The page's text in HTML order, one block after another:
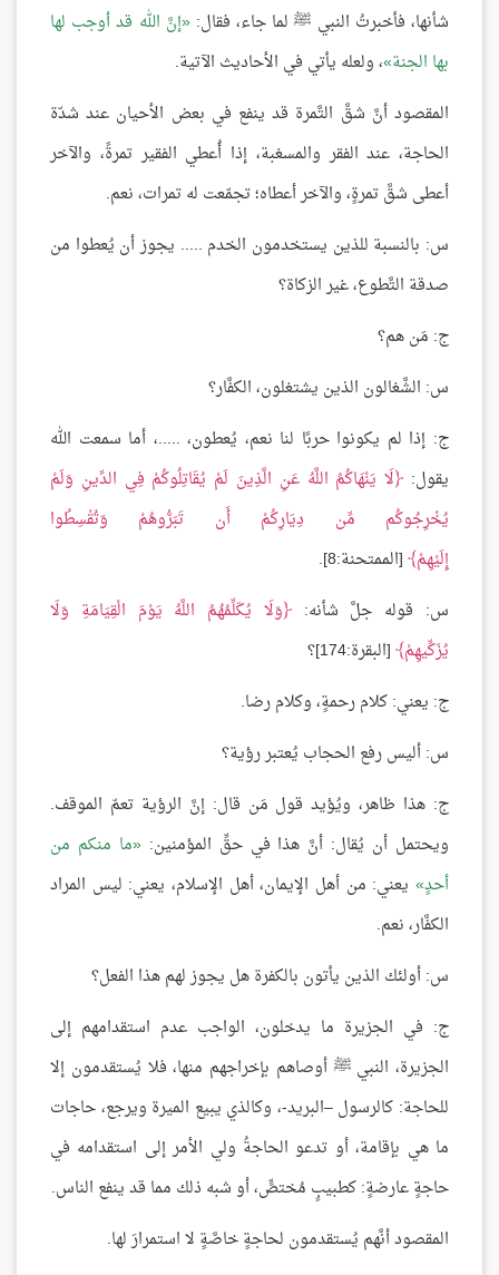
شأنها، فأخبرتُ النبي ﷺ لما جاء، فقال: إنَّ الله قد أوجب لها
بها الجنة ، ولعله يأتي في الأحاديث الآتية.
المقصود أنَّ شقَّ التَّمرة قد ينفع في بعض الأحيان عند شدّة
الحاجة، عند الفقر والمسغبة، إذا أُعطي الفقير تمرةً، والآخر
أعطى شقَّ تمرةٍ، والآخر أعطاه؛ تجمّعت له تمرات، نعم.
س: بالنسبة للذين يستخدمون الخدم ..... يجوز أن يُعطوا من
صدقة التَّطوع، غير الزكاة؟
ج: مَن هم؟
س: الشَّغالون الذين يشتغلون، الكفَّار؟
ج: إذا لم يكونوا حربًا لنا نعم، يُعطون، .....، أما سمعت الله
يقول:
لَا يَنْهَاكُمُ اللَّهُ عَنِ الَّذِينَ لَمْ يُقَاتِلُوكُمْ فِي الدِّينِ وَلَمْ
يُخْرِجُوكُم مِّن دِيَارِكُمْ أَن تَبَرُّوهُمْ وَتُقْسِطُوا
إِلَيْهِمْ [الممتحنة:8].
س: قوله جلَّ شأنه: وَلَا يُكَلِّمُهُمُ اللَّهُ يَوْمَ الْقِيَامَةِ وَلَا
يُزَكِّيهِمْ [البقرة:174]؟
ج: يعني: كلام رحمةٍ، وكلام رضا.
س: أليس رفع الحجاب يُعتبر رؤية؟
ج: هذا ظاهر، ويُؤيد قول مَن قال: إنَّ الرؤية تعمّ الموقف.
ويحتمل أن يُقال: أنَّ هذا في حقِّ المؤمنين: ما منكم من
أحدٍ يعني: من أهل الإيمان، أهل الإسلام، يعني: ليس المراد
الكفَّار، نعم.
س: أولئك الذين يأتون بالكفرة هل يجوز لهم هذا الفعل؟
ج: في الجزيرة ما يدخلون، الواجب عدم استقدامهم إلى
الجزيرة، النبي ﷺ أوصاهم بإخراجهم منها، فلا يُستقدمون إلا
للحاجة: كالرسول –البريد-، وكالذي يبيع الميرة ويرجع، حاجات
ما هي بإقامة، أو تدعو الحاجةُ ولي الأمر إلى استقدامه في
حاجةٍ عارضةٍ: كطبيبٍ مُختصٍّ، أو شبه ذلك مما قد ينفع الناس.
المقصود أنَّهم يُستقدمون لحاجةٍ خاصَّةٍ لا استمرارَ لها.